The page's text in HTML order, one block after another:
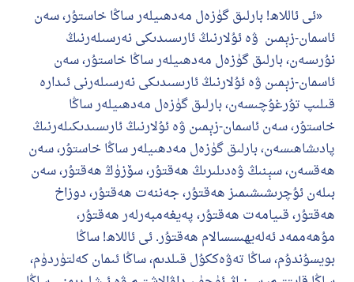
ئى ئاللاھ! بارلىق گۈزەل مەدھىيلەر ساڭا خاستۇر، سەن
ئاسمان-زېمىن ۋە ئۇلارنىڭ ئارىسىدىكى نەرسىلەرنىڭ
نۇرىسەن، بارلىق گۈزەل مەدھىيلەر ساڭا خاستۇر، سەن
ئاسمان-زېمىن ۋە ئۇلارنىڭ ئارىسىدىكى نەرسىلەرنى ئىدارە
قىلىپ تۇرغۇچىسەن، بارلىق گۈزەل مەدھىيلەر ساڭا
خاستۇر، سەن ئاسمان-زېمىن ۋە ئۇلارنىڭ ئارىسىدىكىلەرنىڭ
پادىشاھىسەن، بارلىق گۈزەل مەدھىيلەر ساڭا خاستۇر، سەن
ھەقسەن، سېنىڭ ۋەدىلىرىڭ ھەقتۇر، سۆزۈڭ ھەقتۇر، سەن
بىلەن ئۇچرىشىشىمىز ھەقتۇر، جەننەت ھەقتۇر، دوزاخ
ھەقتۇر، قىيامەت ھەقتۇر، پەيغەمبەرلەر ھەقتۇر،
مۇھەممەد ئەلەيھىسسالام ھەقتۇر. ئى ئاللاھ! ساڭا
بويسۇندۇم، ساڭا تەۋەككۇل قىلدىم، ساڭا ئىمان كەلتۈردۈم،
110845 - نومۇرلۇق سوئالنىڭ جاۋابى
ئائىلىنى ساقلاپ قالدى
ئۇممەتكە جاۋاپ بېرىشىمىزگە ياردەم قىلىڭ
پەيغەمبەرئەلەيھىسسالام مۇنداق دېگەن:
ياخشىلىققا باشلارپ قويغان كىشى قىلغۇچىغا